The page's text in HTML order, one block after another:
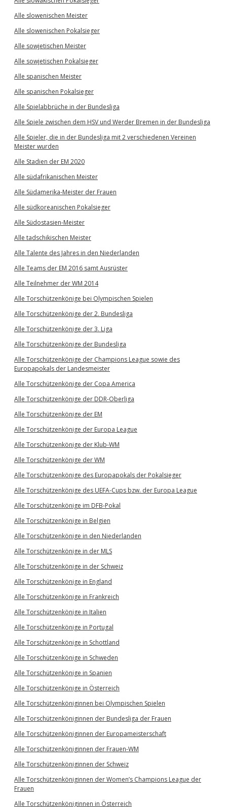
Alle slowenischen Meister
Alle slowenischen Pokalsieger
Alle sowjetischen Meister
Alle sowjetischen Pokalsieger
Alle spanischen Meister
Alle spanischen Pokalsieger
Alle Spielabbrüche in der Bundesliga
Alle Spiele zwischen dem HSV und Werder Bremen in der Bundesliga
Alle Spieler, die in der Bundesliga mit 2 verschiedenen Vereinen
Meister wurden
Alle Stadien der EM 2020
Alle südafrikanischen Meister
Alle Südamerika-Meister der Frauen
Alle südkoreanischen Pokalsieger
Alle Südostasien-Meister
Alle tadschikischen Meister
Alle Talente des Jahres in den Niederlanden
Alle Teams der EM 2016 samt Ausrüster
Alle Teilnehmer der WM 2014
Alle Torschützenkönige bei Olympischen Spielen
Alle Torschützenkönige der 2. Bundesliga
Alle Torschützenkönige der 3. Liga
Alle Torschützenkönige der Bundesliga
Alle Torschützenkönige der Champions League sowie des
Europapokals der Landesmeister
Alle Torschützenkönige der Copa America
Alle Torschützenkönige der DDR-Oberliga
Alle Torschützenkönige der EM
Alle Torschützenkönige der Europa League
Alle Torschützenkönige der Klub-WM
Alle Torschützenkönige der WM
Alle Torschützenkönige des Europapokals der Pokalsieger
Alle Torschützenkönige des UEFA-Cups bzw. der Europa League
Alle Torschützenkönige im DFB-Pokal
Alle Torschützenkönige in Belgien
Alle Torschützenkönige in den Niederlanden
Alle Torschützenkönige in der MLS
Alle Torschützenkönige in der Schweiz
Alle Torschützenkönige in England
Alle Torschützenkönige in Frankreich
Alle Torschützenkönige in Italien
Alle Torschützenkönige in Portugal
Alle Torschützenkönige in Schottland
Alle Torschützenkönige in Schweden
Alle Torschützenkönige in Spanien
Alle Torschützenkönige in Österreich
Alle Torschützenköniginnen bei Olympischen Spielen
Alle Torschützenköniginnen der Bundesliga der Frauen
Alle Torschützenköniginnen der Europameisterschaft
Alle Torschützenköniginnen der Frauen-WM
Alle Torschützenköniginnen der Schweiz
Alle Torschützenköniginnen der Women’s Champions League der
Frauen
Alle Torschützenköniginnen in Österreich